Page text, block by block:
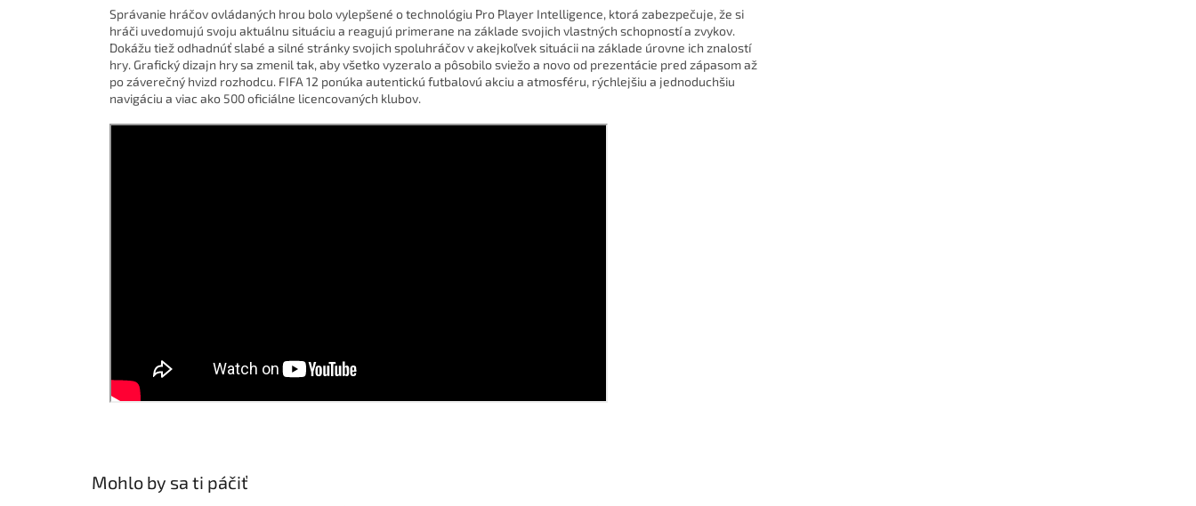
Mohlo by sa ti páčiť
Správanie hráčov ovládaných hrou bolo vylepšené o technológiu Pro Player Intelligence, ktorá zabezpečuje, že si
hráči uvedomujú svoju aktuálnu situáciu a reagujú primerane na základe svojich vlastných schopností a zvykov.
Dokážu tiež odhadnúť slabé a silné stránky svojich spoluhráčov v akejkoľvek situácii na základe úrovne ich znalostí
hry. Grafický dizajn hry sa zmenil tak, aby všetko vyzeralo a pôsobilo sviežo a novo od prezentácie pred zápasom až
po záverečný hvizd rozhodcu. FIFA 12 ponúka autentickú futbalovú akciu a atmosféru, rýchlejšiu a jednoduchšiu
navigáciu a viac ako 500 oficiálne licencovaných klubov.